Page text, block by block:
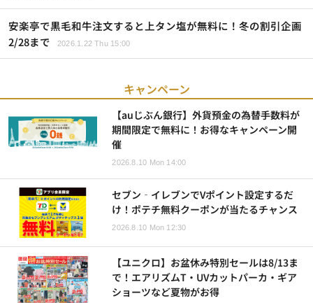
安楽亭で黒毛和牛注文すると上タン塩が無料に！冬の割引企画
2/28まで
2026.1.22 Thu 15:00
キャンペーン
【auじぶん銀行】外貨預金の為替手数料が
期間限定で無料に！お得なキャンペーン開
催
2026.8.10 Mon 14:00
セブン‐イレブンでVポイント設定するだ
け！ポテチ無料クーポンが当たるチャンス
2026.8.10 Mon 12:30
【ユニクロ】お盆休み特別セールは8/13ま
で！エアリズムT・UVカットパーカ・ギア
ショーツなど夏物がお得